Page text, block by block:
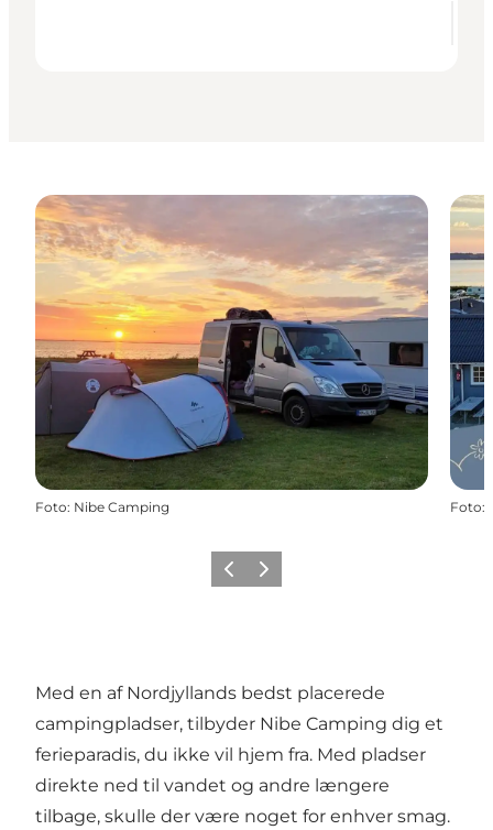
Foto: Nibe Camping Foto:
ForrigeNæste
Med en af Nordjyllands bedst placerede
campingpladser, tilbyder Nibe Camping dig et
ferieparadis, du ikke vil hjem fra. Med pladser
direkte ned til vandet og andre længere
tilbage, skulle der være noget for enhver smag.